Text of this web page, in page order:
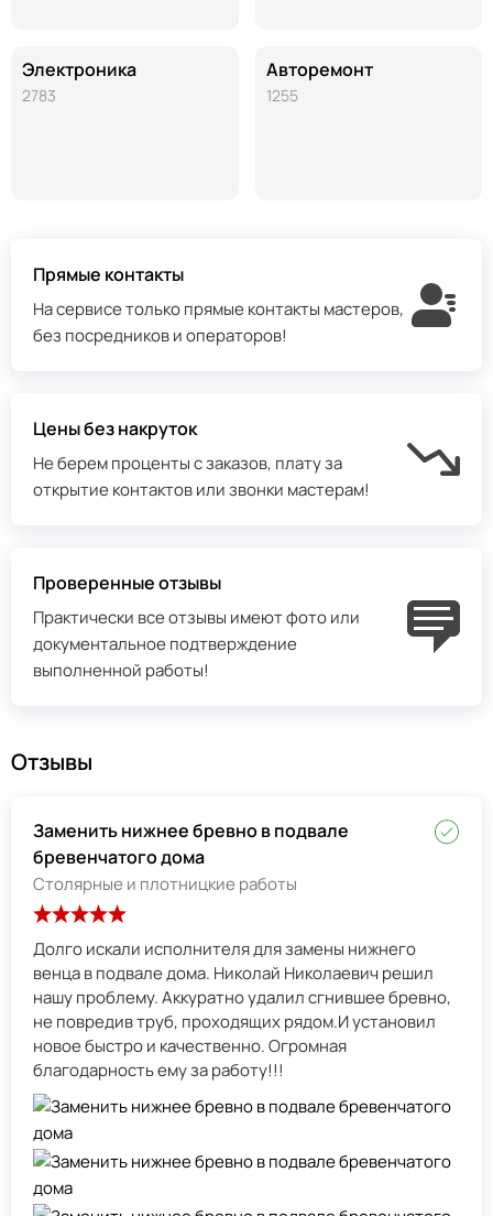
Электроника
2783
Авторемонт
1255
Прямые контакты
На сервисе только прямые контакты мастеров,
без посредников и операторов!
Цены без накруток
Не берем проценты с заказов, плату за
открытие контактов или звонки мастерам!
Проверенные отзывы
Практически все отзывы имеют фото или
документальное подтверждение
выполненной работы!
Отзывы
Заменить нижнее бревно в подвале
бревенчатого дома
Столярные и плотницкие работы
Долго искали исполнителя для замены нижнего
венца в подвале дома. Николай Николаевич решил
нашу проблему. Аккуратно удалил сгнившее бревно,
не повредив труб, проходящих рядом.И установил
новое быстро и качественно. Огромная
благодарность ему за работу!!!